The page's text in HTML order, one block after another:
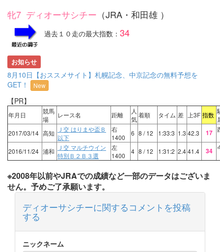
牝7 ディオーサシチー （JRA・和田雄 ）
過去１０走の最大指数： 34
お知らせ
8月10日【おススメサイト】札幌記念、中京記念の無料予想を
GET！
New
【PR】
年月日
競馬
場
レース名 距離
人
気
着順 タイム 差 上3F 指数
2017/03/14 高知
Ｊ交 はりまや盃Ｂ
以下
右
1400
6 8 / 12 1:33:3 1.3 42.3 17
2016/11/24 浦和
Ｊ交 マルチウイン
特別Ｂ２Ｂ３選
左
1400
4 8 / 12 1:31:2 2.441.4 34
※2008年以前やJRAでの成績など一部のデータはございま
せん。予めご了承願います。
ディオーサシチーに関するコメントを投稿
する
ニックネーム